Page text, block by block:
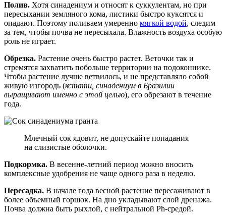
Полив. Хотя синадениум и относят к суккулентам, но при
пересыхании земляного кома, листики быстро куксятся и
опадают. Поэтому поливаем умеренно мягкой водой, следим
за тем, чтобы почва не пересыхала. Влажность воздуха особую
роль не играет.
Обрезка. Растение очень быстро растет. Веточки так и
стремятся захватить побольше территории на подоконнике.
Чтобы растение лучше ветвилось, и не представляло собой
живую изгородь (кстати, синадениум в Бразилии
выращивают именно с этой целью), его обрезают в течение
года.
Млечный сок ядовит, не допускайте попадания
на слизистые оболочки.
Подкормка. В весенне-летний период можно вносить
комплексные удобрения не чаще одного раза в неделю.
Пересадка. В начале года весной растение пересаживают в
более объемный горшок. На дно укладывают слой дренажа.
Почва должна быть рыхлой, с нейтральной Ph-средой.